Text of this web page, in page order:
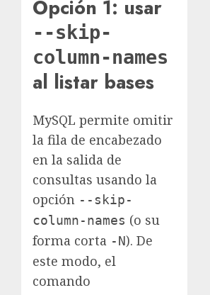
Opción 1: usar
--skip-
column-names
al listar bases
MySQL permite omitir
la fila de encabezado
en la salida de
consultas usando la
opción --skip-
column-names (o su
forma corta -N). De
este modo, el
comando